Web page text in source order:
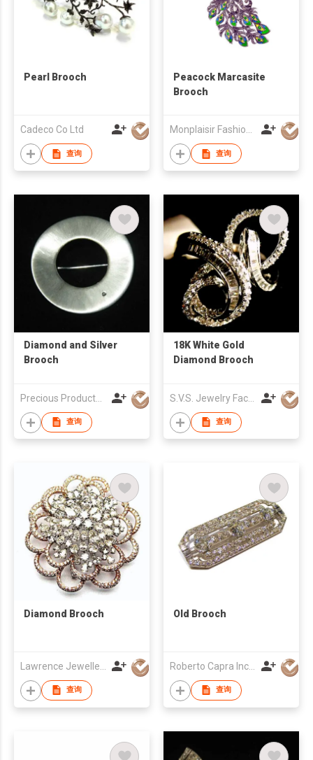
Pearl Brooch
Cadeco Co Ltd
查询
Peacock Marcasite
Brooch
Monplaisir Fashion Co Ltd
查询
Diamond and Silver
Brooch
Precious Products Jewelry Co Ltd
查询
18K White Gold
Diamond Brooch
S.V.S. Jewelry Factory Co Ltd
查询
Diamond Brooch
查询
Old Brooch
Roberto Capra Inc Estate Jewellery
查询